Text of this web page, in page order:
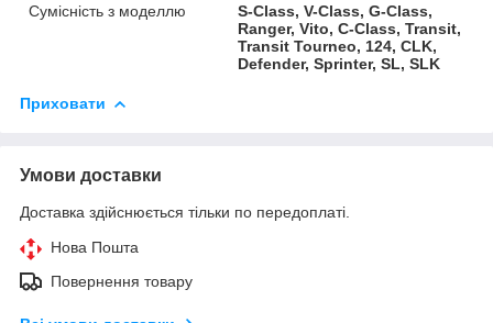
Сумісність з моделлю
S-Class, V-Class, G-Class,
Ranger, Vito, C-Class, Transit,
Transit Tourneo, 124, CLK,
Defender, Sprinter, SL, SLK
Приховати
Умови доставки
Доставка здійснюється тільки по передоплаті.
Нова Пошта
Повернення товару